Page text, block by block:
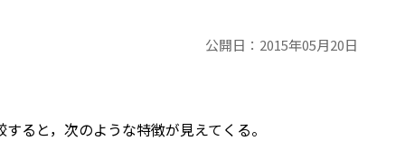
公開日： 2015年05月20日
ると，次のような特徴が見えてくる。